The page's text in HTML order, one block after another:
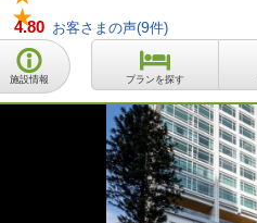
4.80 お客さまの声(9件)
施設情報 プランを探す